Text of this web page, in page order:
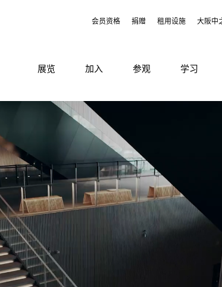
会员资格 捐赠 租用设施 大阪中
展览 加入 参观 学习